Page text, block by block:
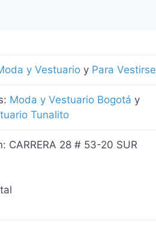
y Vestuario y Para Vestirse
Moda y Vestuario Bogotá y
Tunalito
CARRERA 28 # 53-20 SUR